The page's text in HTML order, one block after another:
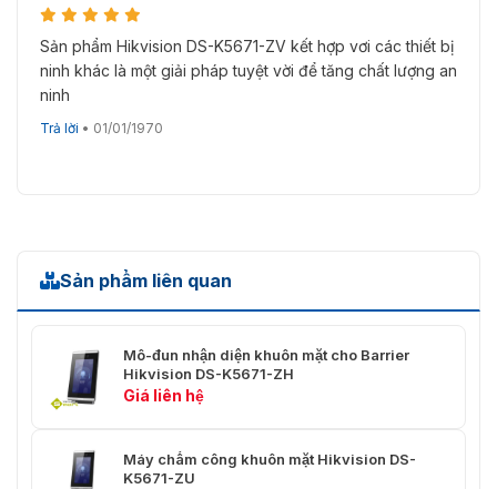
Sản phẩm Hikvision DS-K5671-ZV kết hợp vơi các thiết bị
ninh khác là một giải pháp tuyệt vời để tăng chất lượng an
ninh
Trả lời • 01/01/1970
Sản phẩm liên quan
Mô-đun nhận diện khuôn mặt cho Barrier
Hikvision DS-K5671-ZH
Giá liên hệ
Máy chấm công khuôn mặt Hikvision DS-
K5671-ZU